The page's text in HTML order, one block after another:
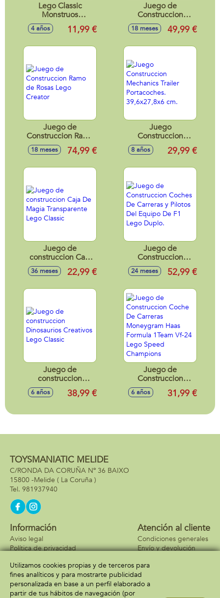
Lego Classic
Monstruos
Creativos
4 años 11,99 €
Juego de
Construccion
Camión del
Alfabeto Lego
18 meses 49,99 €
Juego de
Construccion Ramo
de Rosas Lego
Creator
18 meses 74,99 €
Juego
Construccion
Mechanics Trailer
Portacoches.
8 años 29,99 €
Juego de
construccion Caja
De Magia
Transparente Lego
36 meses 22,99 €
Juego de
Construccion
Coches De Carreras
y Pilotos Del
Duplo.
24 meses 52,99 €
Juego de
construccion
Dinosaurios
Creativos Lego
6 años 38,99 €
Juego de
Construccion
Coche De Carreras
Moneygram Haas
24 Lego Speed
6 años 31,99 €
TOYSMANIATIC MELIDE
C/RONDA DA CORUÑA Nº 36 BAIXO
15800 -Melide ( La Coruña )
981937940
Información
Aviso legal
Política de privacidad
Atención al cliente
Condiciones generales
Envío y devolución
Formas de pago
Utilizamos cookies propias y de terceros para
fines analíticos y para mostrarte publicidad
personalizada en base a un perfil elaborado a
partir de tus hábitos de navegación (por